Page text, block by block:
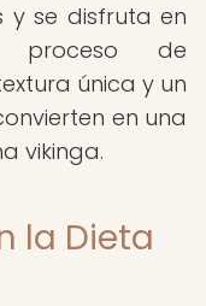
y se disfruta en
proceso de
única y un
en una
vikinga.
la Dieta